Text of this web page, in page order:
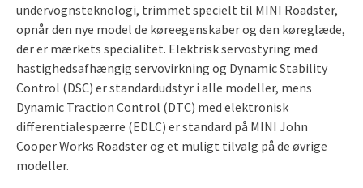
undervognsteknologi, trimmet specielt til MINI Roadster,
opnår den nye model de køreegenskaber og den køreglæde,
der er mærkets specialitet. Elektrisk servostyring med
hastighedsafhængig servovirkning og Dynamic Stability
Control (DSC) er standardudstyr i alle modeller, mens
Dynamic Traction Control (DTC) med elektronisk
differentialespærre (EDLC) er standard på MINI John
Cooper Works Roadster og et muligt tilvalg på de øvrige
modeller.